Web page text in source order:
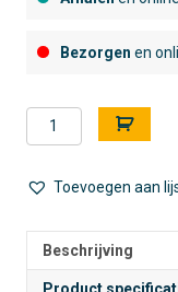
Bezorgen en
Hoekkast
-
-
India
aantal
l
e
n
t
Toevoegen aan
Beschrijving